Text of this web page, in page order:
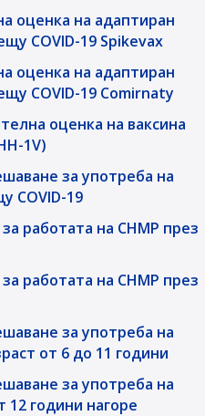
оценка на адаптиран
COVID-19 Spikevax
оценка на адаптиран
COVID-19 Comirnaty
оценка на ваксина
1V)
за употреба на
COVID-19
работата на СНМР през
работата на CHMP през
за употреба на
от 6 до 11 години
за употреба на
12 години нагоре